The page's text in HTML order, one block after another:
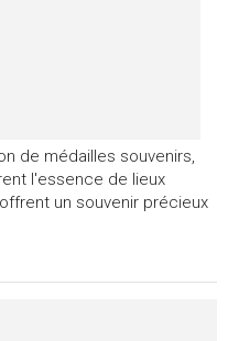
de médailles souvenirs,
l'essence de lieux
un souvenir précieux